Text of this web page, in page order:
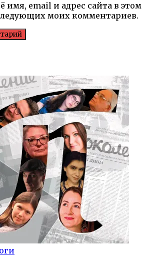
имя, email и адрес сайта в этом
моих комментариев.